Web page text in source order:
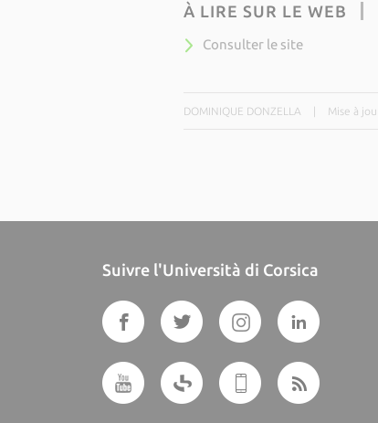
À LIRE SUR LE WEB
Consulter le site
DOMINIQUE DONZELLA Mise à
Suivre l'Università di Corsica